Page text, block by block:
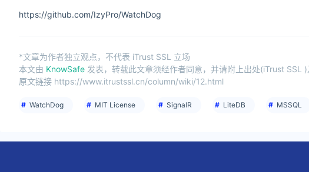
https://github.com/IzyPro/WatchDog
*文章为作者独立观点，不代表 iTrust SSL 立场
本文由 KnowSafe 发表，转载此文章须经作者同意，并请附上出处(iTrust SSL )
原文链接 https://www.itrustssl.cn/column/wiki/12.html
WatchDog MIT License SignalR LiteDB MSSQL